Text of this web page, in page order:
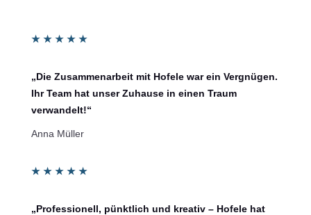
★ ★ ★ ★ ★
„Die Zusammenarbeit mit Hofele war ein Vergnügen.
Ihr Team hat unser Zuhause in einen Traum
verwandelt!“
Anna Müller
★ ★ ★ ★ ★
„Professionell, pünktlich und kreativ – Hofele hat